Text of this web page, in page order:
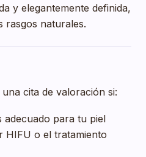
y elegantemente definida,
rasgos naturales.
cita de valoración si:
adecuado para tu piel
HIFU o el tratamiento